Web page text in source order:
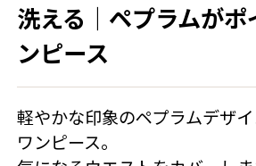
洗える｜ペプラムがポ
ンピース
軽やかな印象のペプラムデザ
ワンピース。